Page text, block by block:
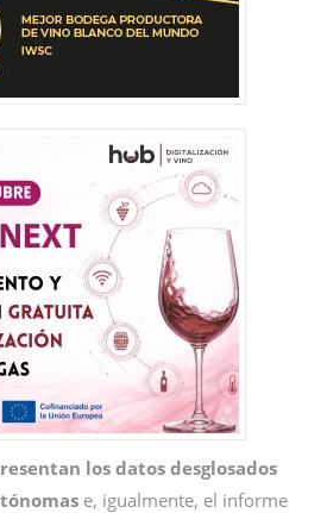
los datos desglosados
e, igualmente, el informe